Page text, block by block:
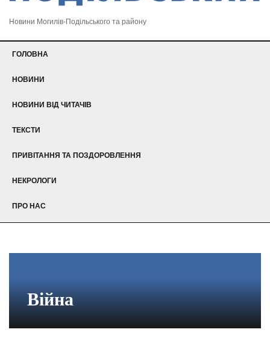
Новини Могилів-Подільського та району
ГОЛОВНА
НОВИНИ
НОВИНИ ВІД ЧИТАЧІВ
ТЕКСТИ
ПРИВІТАННЯ ТА ПОЗДОРОВЛЕННЯ
НЕКРОЛОГИ
ПРО НАС
Війна